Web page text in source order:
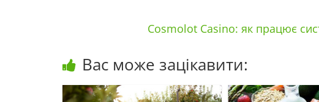
Cosmolot Casino: як працює
Вас може зацікавити: